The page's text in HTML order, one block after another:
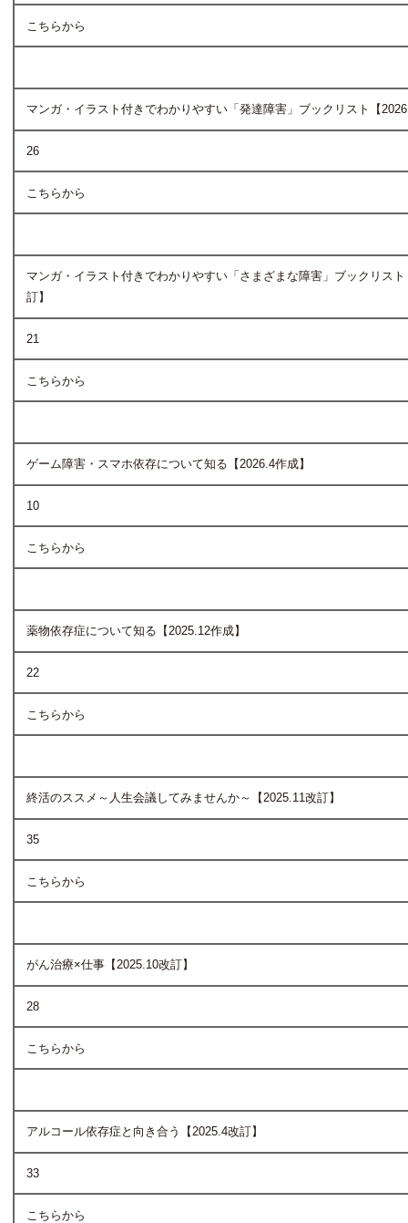
こちらから
マンガ・イラスト付きでわかりやすい「発達障害」ブックリスト【
26
こちらから
マンガ・イラスト付きでわかりやすい「さまざまな障害」ブックリス
訂】
21
こちらから
ゲーム障害・スマホ依存について知る【2026.4作成】
10
こちらから
薬物依存症について知る【2025.12作成】
22
こちらから
終活のススメ～人生会議してみませんか～【2025.11改訂】
35
こちらから
がん治療×仕事【2025.10改訂】
28
こちらから
アルコール依存症と向き合う【2025.4改訂】
33
こちらから